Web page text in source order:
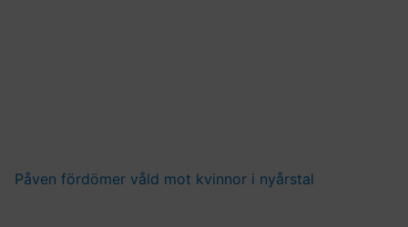
Påven fördömer våld mot kvinnor i nyårstal